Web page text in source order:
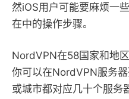
然iOS用户可能要麻烦一
在中的操作步骤。
NordVPN在58国家和地
你可以在NordVPN服务
或城市都对应几十个服务